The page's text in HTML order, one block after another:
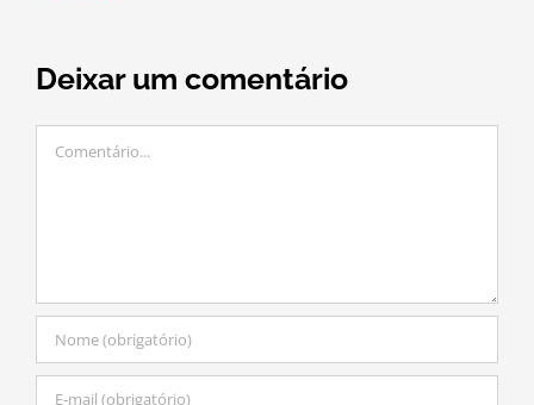
Deixar um comentário